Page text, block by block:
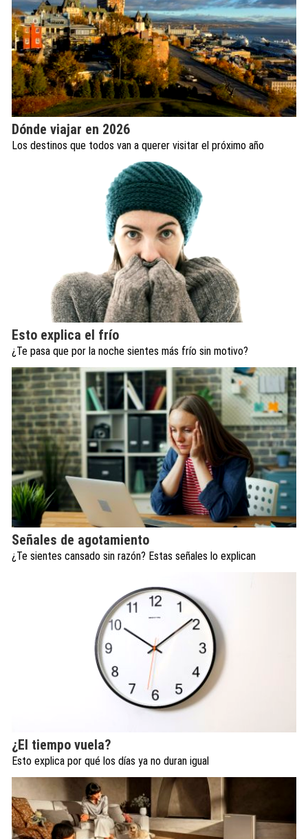
Dónde viajar en 2026
Los destinos que todos van a querer visitar el próximo año
Esto explica el frío
¿Te pasa que por la noche sientes más frío sin motivo?
Señales de agotamiento
¿Te sientes cansado sin razón? Estas señales lo explican
¿El tiempo vuela?
Esto explica por qué los días ya no duran igual